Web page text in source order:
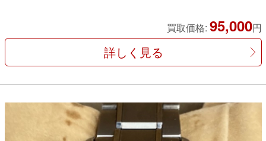
買取価格: 95,000円
詳しく見る